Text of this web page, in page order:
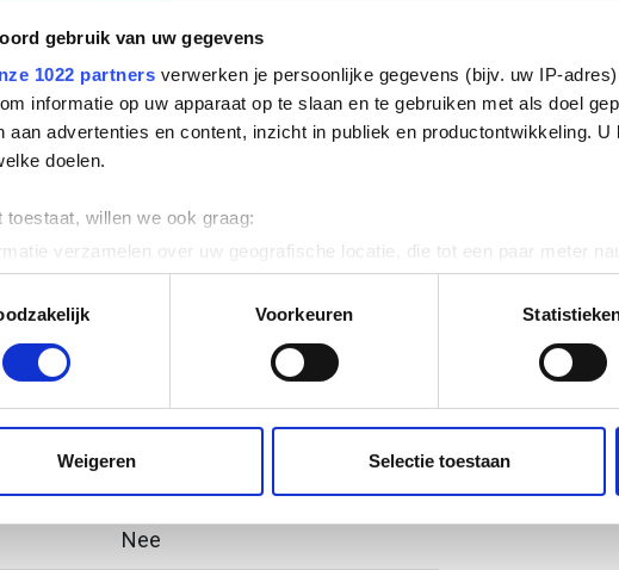
gebruik van uw gegevens
1022 partners verwerken je persoonlijke gegevens (bijv. uw IP-
informatie op uw apparaat op te slaan en te gebruiken met als doel
aan advertenties en content, inzicht in publiek en productontwikkeling.
doelen.
toestaat, willen we ook graag:
verzamelen over uw geografische locatie, die tot een paar meter
identificeren door het actief te scannen op specifieke
over hoe uw persoonlijke gegevens worden verwerkt en stel uw
op elk moment wijzigen of intrekken in de Cookieverklaring.
te analyseren. Ook delen we informatie over uw gebruik van
en analyse. Deze partners kunnen deze gegevens combineren
Voorkeuren
Weigeren Selectie toestaan
Roest- en zuurbestendig staal
390
Roestvaststaal (RVS)
Ja
Nee